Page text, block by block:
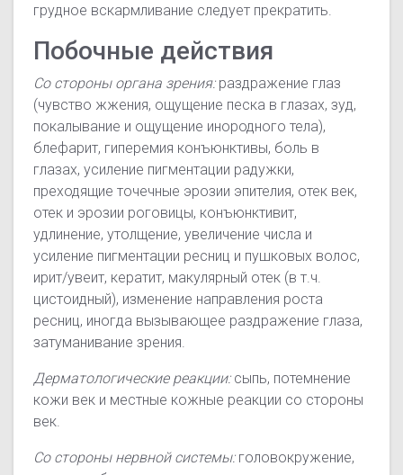
грудное вскармливание следует прекратить.
Побочные действия
Со стороны органа зрения:раздражение глаз
(чувство жжения, ощущение песка в глазах, зуд,
покалывание и ощущение инородного тела),
блефарит, гиперемия конъюнктивы, боль в
глазах, усиление пигментации радужки,
преходящие точечные эрозии эпителия, отек век,
отек и эрозии роговицы, конъюнктивит,
удлинение, утолщение, увеличение числа и
усиление пигментации ресниц и пушковых волос,
ирит/увеит, кератит, макулярный отек (в т.ч.
цистоидный), изменение направления роста
ресниц, иногда вызывающее раздражение глаза,
затуманивание зрения.
Дерматологические реакции:сыпь, потемнение
кожи век и местные кожные реакции со стороны
век.
Со стороны нервной системы:головокружение,